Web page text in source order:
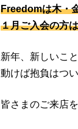
Freedomは木・
１月ご入会の方
新年、新しいこ
動けば抱負はつ
皆さまのご来店